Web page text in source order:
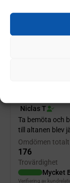
Minsta
Om något mått
finner tillägget